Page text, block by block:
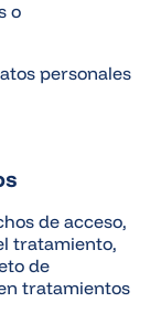
o
personales
de acceso,
tratamiento,
de
tratamientos